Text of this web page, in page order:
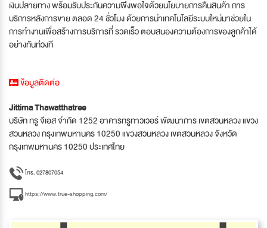
เงินปลายทาง พร้อมรับประกันความพึงพอใจด้วยนโยบายการคืนสินค้า การ
บริการหลังการขาย ตลอด 24 ชั่วโมง ด้วยการนำเทคโนโลยีระบบใหม่มาช่วยใน
การทำงานเพื่อสร้างการบริการที่ รวดเร็ว ตอบสนองความต้องการของลูกค้าได้
อย่างทันท่วงที
ข้อมูลติดต่อ
Jittima Thawatthatree
บริษัท ทรู จีเอส จำกัด 1252 อาคารทรูทาวเวอร์ พัฒนาการ เขตสวนหลวง แขวง
สวนหลวง กรุงเทพมหานคร 10250 แขวงสวนหลวง เขตสวนหลวง จังหวัด
กรุงเทพมหานคร 10250 ประเทศไทย
โทร. 027807054
https://www.true-shopping.com/